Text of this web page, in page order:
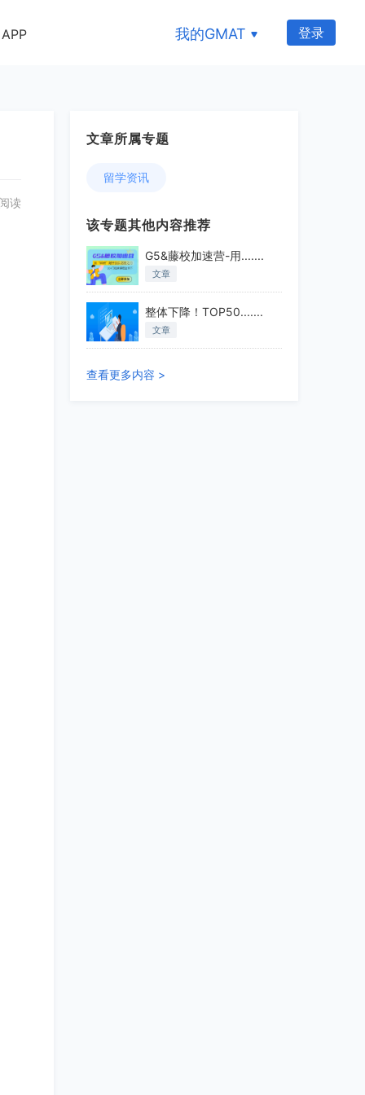
APP 我的GMAT 登录
读
文章所属专题
留学资讯
该专题其他内容推荐
G5&藤校加速营-用.......
文章
整体下降！TOP50.......
文章
查看更多内容 >